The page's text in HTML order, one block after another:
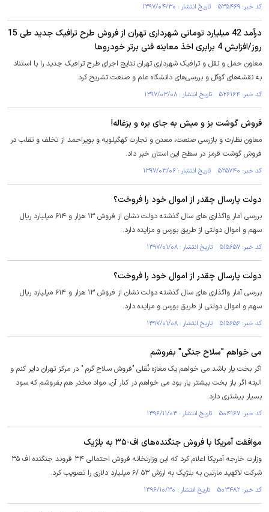
کد خبر: ۵۳۵۴۶۹ تاریخ انتشار : ۱۳۹۷/۰۴/۳۰
درآمد 42 میلیارد تومانی شهرداری تهران از فروش طرح ترافیک جدید طی 15
روز/افزایش 4 برابری اخذ معاینه فنی برتر خودروها
معاون حمل و نقل و ترافیک شهرداری تهران نتایج اجرای طرح ترافیک جدید را با استناد
به نقشه‌های گوگل و بررسی‌های دانشگاه علم و صنعت تشریح کرد.
کد خبر: ۵۲۶۱۶۴ تاریخ انتشار : ۱۳۹۷/۰۳/۰۸
فروش گوشت بز و میش به جای بره و بزغاله!
معاون نظارت و بازرسی صنعت، معدن و تجارت کهگیلویه و بویراحمد از تخلف و تقلب در
فروش گوشت قرمز در سطح این استان خبر داد.
کد خبر: ۵۲۵۷۴۰ تاریخ انتشار : ۱۳۹۷/۰۳/۰۶
دولت پارسال چقدر از اموال خود را فروخت؟
بررسی آمار واگذاری های سال گذشته دولت نشان از فروش ۱۳ هزار و ۶۱۴ میلیارد ریال
سهم و اموال دولتی از طریق بورس و مزایده دارد.
کد خبر: ۵۱۵۶۵۷ تاریخ انتشار : ۱۳۹۷/۰۱/۰۸
دولت پارسال چقدر از اموال خود را فروخت؟
بررسی آمار واگذاری های سال گذشته دولت نشان از فروش ۱۳ هزار و ۶۱۴ میلیارد ریال
سهم و اموال دولتی از طریق بورس و مزایده دارد.
کد خبر: ۵۱۵۶۵۶ تاریخ انتشار : ۱۳۹۷/۰۱/۰۸
می خواهم "سلاح جنگی" بفروشم
اگر بخت یار باشد می خواهم یک مغازه نُقلی "فروش سلاح گرم " در مرکز تهران دایر کنم و
البته اگر باز بخت بیشتر یار بود می خواهم در کنار آن، مواد مخدر هم بفروشم که سود
بسیار بیشتری دارد.
کد خبر: ۵۰۴۱۶۷ تاریخ انتشار : ۱۳۹۶/۱۱/۰۳
موافقت آمریکا با فروش جنگنده‌های اف-۳۵ به بلژیک
وزارت خارجه آمریکا اعلام کرد که این وزارتخانه فروش احتمالی ۳۴ فروند جنگنده‌ اف ۳۵
شرکت لاکهید مارتین به بلژیک به ارزش ۵۳ /۶ میلیارد دلاری را تصویب کرد.
کد خبر: ۵۰۳۴۸۲ تاریخ انتشار : ۱۳۹۶/۱۰/۳۰